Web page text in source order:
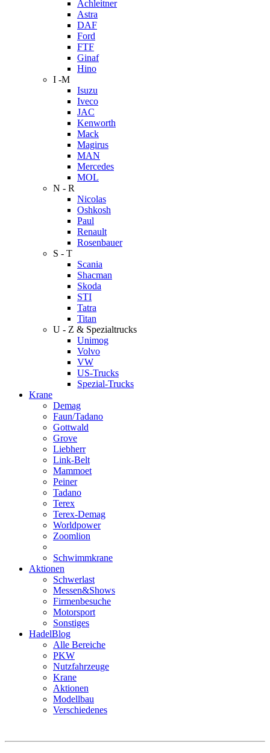
Achleitner
Astra
DAF
Ford
FTF
Ginaf
Hino
I -M
Isuzu
Iveco
JAC
Kenworth
Mack
Magirus
MAN
Mercedes
MOL
N - R
Nicolas
Oshkosh
Paul
Renault
Rosenbauer
S - T
Scania
Shacman
Skoda
STI
Tatra
Titan
U - Z & Spezialtrucks
Unimog
Volvo
VW
US-Trucks
Spezial-Trucks
Krane
Demag
Faun/Tadano
Gottwald
Grove
Liebherr
Link-Belt
Mammoet
Peiner
Tadano
Terex
Terex-Demag
Worldpower
Zoomlion
Schwimmkrane
Aktionen
Schwerlast
Messen&Shows
Firmenbesuche
Motorsport
Sonstiges
HadelBlog
Alle Bereiche
PKW
Nutzfahrzeuge
Krane
Aktionen
Modellbau
Verschiedenes